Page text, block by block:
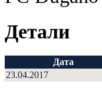
Детали
Дата
23.04.2017